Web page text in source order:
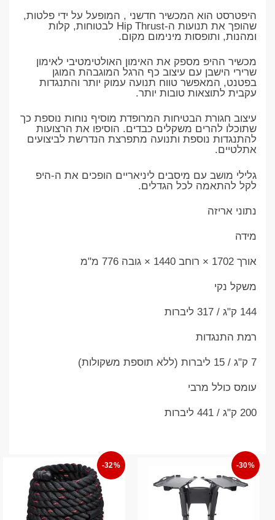
היפטרסט הוא המכשיר חדשני , המופעל על ידי פלטות,
שהופך את תנועות ה-Hip Thrust לבטוחות, קלות
ומהנות, ותופסות מינימום מקום.
מכשיר ההיפ מספק את האימון האולטימטיבי לאימון
שרירי הישבן עם עיצוב כף הרגל המוגבהת המוגן
בפטנט, המאפשר טווח תנועה עמוק יותר והתנגדות
עקבית לתוצאות טובות יותר.
עיצוב חגורת הבטיחות המרופדת מוסיף נוחות נוספת כך
שתוכלו להרים משקלים כבדים. הוסיפו את הרצועות
להתנגדות נוספת ותנועה מתפרצת הנדרשת לביצועים
אתלטיים.
גלילי מושב עם מיסבים ליניאריים הופכים את ה-היפ
לקל להתאמה לכל הגדלים.
נתוני אריזה
מידה
אורך 1702 × רוחב 1440 × גובה 776 מ"מ
משקל נקי
144 ק"ג / 317 ליברות
רמת התנגדות
7 ק"ג / 15 ליברות (ללא תוספת משקולות)
עומס כולל מרבי
200 ק"ג / 441 ליברות
-30%
-32%